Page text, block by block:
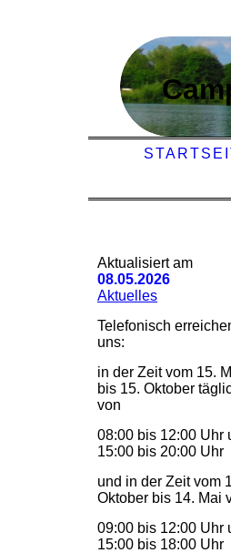
Aktualisiert am
08.05.2026
Aktuelles
Telefonisch
uns:
in der Zeit vom 15.
bis 15. Oktober
von
08:00 bis 12:00 Uhr
15:00 bis 20:00 Uhr
und in der Zeit vom
Oktober bis 14. Mai
09:00 bis 12:00 Uhr
15:00 bis 18:00 Uhr